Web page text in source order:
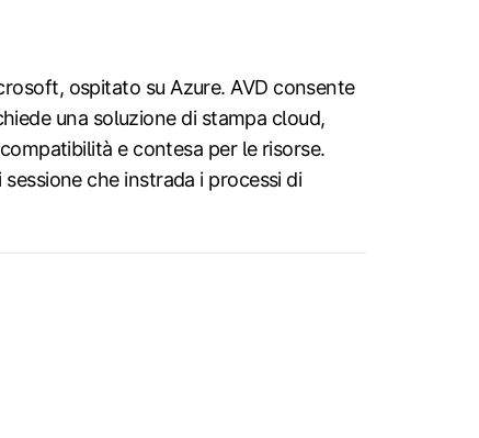
ospitato su Azure. AVD consente
una soluzione di stampa cloud,
e contesa per le risorse.
che instrada i processi di